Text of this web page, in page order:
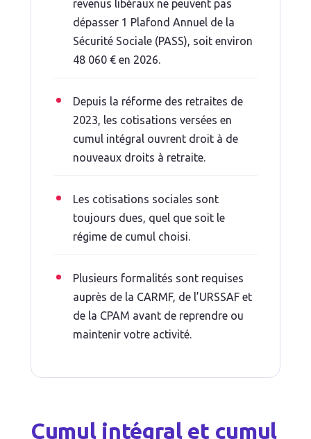
revenus libéraux ne peuvent pas
dépasser 1 Plafond Annuel de la
Sécurité Sociale (PASS), soit environ
48 060 € en 2026.
Depuis la réforme des retraites de
2023, les cotisations versées en
cumul intégral ouvrent droit à de
nouveaux droits à retraite.
Les cotisations sociales sont
toujours dues, quel que soit le
régime de cumul choisi.
Plusieurs formalités sont requises
auprès de la CARMF, de l’URSSAF et
de la CPAM avant de reprendre ou
maintenir votre activité.
Cumul intégral et cumul